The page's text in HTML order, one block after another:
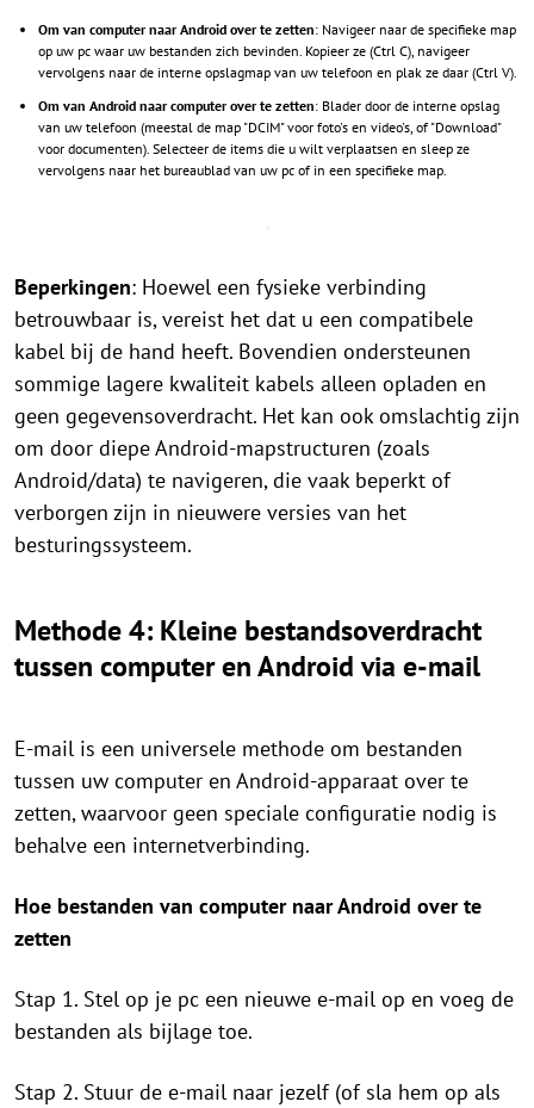
Om van computer naar Android over te zetten: Navigeer naar de specifieke map
op uw pc waar uw bestanden zich bevinden. Kopieer ze (Ctrl C), navigeer
vervolgens naar de interne opslagmap van uw telefoon en plak ze daar (Ctrl V).
Om van Android naar computer over te zetten: Blader door de interne opslag
van uw telefoon (meestal de map "DCIM" voor foto's en video's, of "Download"
voor documenten). Selecteer de items die u wilt verplaatsen en sleep ze
vervolgens naar het bureaublad van uw pc of in een specifieke map.
Beperkingen: Hoewel een fysieke verbinding
betrouwbaar is, vereist het dat u een compatibele
kabel bij de hand heeft. Bovendien ondersteunen
sommige lagere kwaliteit kabels alleen opladen en
geen gegevensoverdracht. Het kan ook omslachtig zijn
om door diepe Android-mapstructuren (zoals
Android/data) te navigeren, die vaak beperkt of
verborgen zijn in nieuwere versies van het
besturingssysteem.
Methode 4: Kleine bestandsoverdracht
tussen computer en Android via e-mail
E-mail is een universele methode om bestanden
tussen uw computer en Android-apparaat over te
zetten, waarvoor geen speciale configuratie nodig is
behalve een internetverbinding.
Hoe bestanden van computer naar Android over te
zetten
Stap 1. Stel op je pc een nieuwe e-mail op en voeg de
bestanden als bijlage toe.
Stap 2. Stuur de e-mail naar jezelf (of sla hem op als